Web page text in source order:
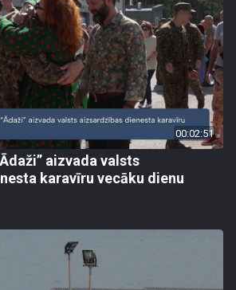
00:02:51
aizvada valsts
karavīru vecāku dienu